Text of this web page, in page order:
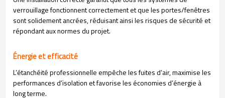
verrouillage fonctionnent correctement et que les portes/fenêtres
sont solidement ancrées, réduisant ainsi les risques de sécurité et
répondant aux normes du projet.
Énergie et efficacité
L’étanchéité professionnelle empêche les fuites d’air, maximise les
performances d’isolation et favorise les économies d’énergie à
long terme.